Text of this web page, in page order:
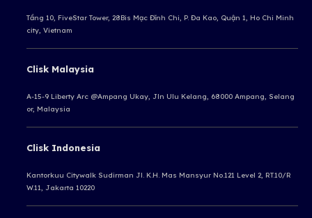
Tầng 10, FiveStar Tower, 28Bis Mạc Đĩnh Chi, P. Đa Kao, Quận 1, Ho Chi Minh
city, Vietnam
Clisk Malaysia
A-15-9 Liberty Arc @Ampang Ukay, Jln Ulu Kelang, 68000 Ampang, Selang
or, Malaysia
Clisk Indonesia
Kantorkuu Citywalk Sudirman Jl. K.H. Mas Mansyur No.121 Level 2, RT.10/R
W.11, Jakarta 10220